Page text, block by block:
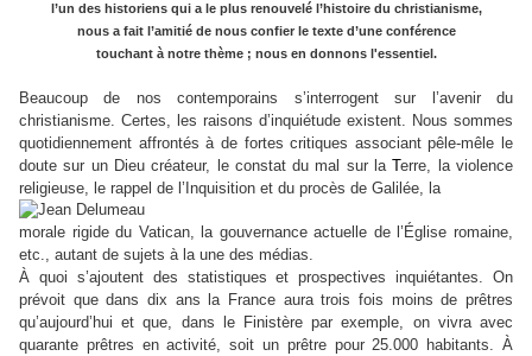
l’un des historiens qui a le plus renouvelé l’histoire du christianisme,
nous a fait l’amitié de nous confier le texte d’une conférence
touchant à notre thème ; nous en donnons l'essentiel.
Beaucoup de nos contemporains s’interrogent sur l’avenir du
christianisme. Certes, les raisons d’inquiétude existent. Nous sommes
quotidiennement affrontés à de fortes critiques associant pêle-mêle le
doute sur un Dieu créateur, le constat du mal sur la Terre, la violence
religieuse, le rappel de l’Inquisition et du procès de Galilée, la
morale rigide du Vatican, la gouvernance actuelle de l’Église romaine,
etc., autant de sujets à la une des médias.
À quoi s’ajoutent des statistiques et prospectives inquiétantes. On
prévoit que dans dix ans la France aura trois fois moins de prêtres
qu’aujourd’hui et que, dans le Finistère par exemple, on vivra avec
quarante prêtres en activité, soit un prêtre pour 25.000 habitants. À